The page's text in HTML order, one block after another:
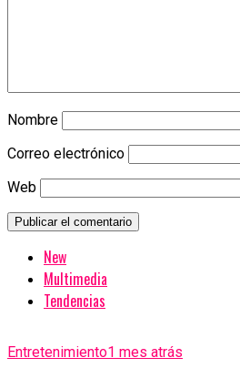
Nombre
Correo electrónico
Web
New
Multimedia
Tendencias
Entretenimiento1 mes atrás